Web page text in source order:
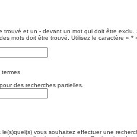
trouvé et un - devant un mot qui doit être
mots doit être trouvé. Utilisez le caractère « *
termes
des recherches partielles.
vous souhaitez effectuer une